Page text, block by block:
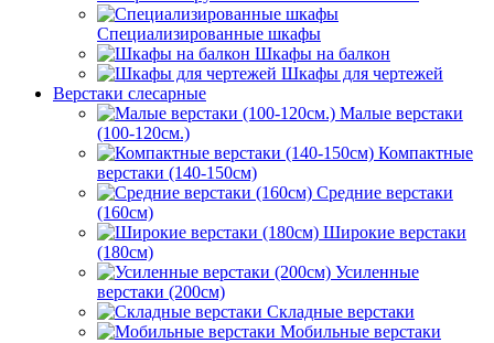
Специализированные шкафы
Шкафы на балкон
Шкафы для чертежей
Верстаки слесарные
Малые верстаки
(100-120см.)
Компактные
верстаки (140-150см)
Средние верстаки
(160см)
Широкие верстаки
(180см)
Усиленные
верстаки (200см)
Складные верстаки
Мобильные верстаки